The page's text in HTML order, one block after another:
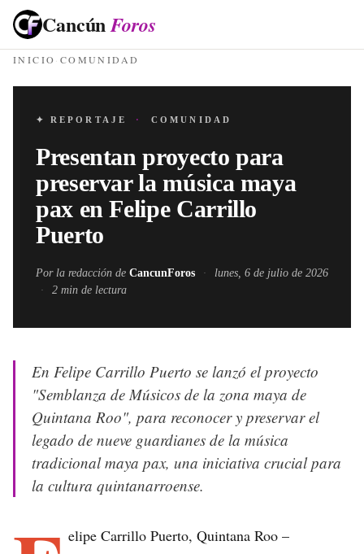
CancúnForos
INICIO· COMUNIDAD
✦ REPORTAJE · COMUNIDAD
Presentan proyecto para
preservar la música maya
pax en Felipe Carrillo
Puerto
Por la redacción de CancunForos ·
lunes, 6 de julio de 2026
·
2 min de lectura
En Felipe Carrillo Puerto se lanzó el proyecto
"Semblanza de Músicos de la zona maya de
Quintana Roo", para reconocer y preservar el
legado de nueve guardianes de la música
tradicional maya pax, una iniciativa crucial para
la cultura quintanarroense.
elipe Carrillo Puerto, Quintana Roo –